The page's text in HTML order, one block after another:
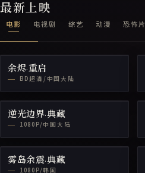
最新上映
电影 电视剧 综艺 动漫 恐怖片
余烬·重启
BD超清/中国大陆
逆光边界·典藏
1080P/中国大陆
雾岛余震·典藏
1080P/韩国